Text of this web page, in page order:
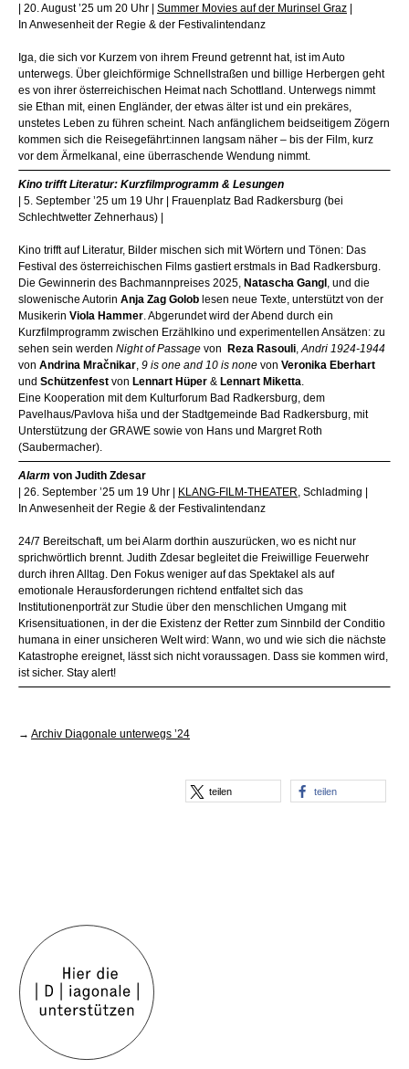
| 20. August ’25 um 20 Uhr | Summer Movies auf der Murinsel Graz
In Anwesenheit der Regie & der Festivalintendanz
Iga, die sich vor Kurzem von ihrem Freund getrennt hat, ist im Auto
unterwegs. Über gleichförmige Schnellstraßen und billige Herbergen geht
es von ihrer österreichischen Heimat nach Schottland. Unterwegs nimmt
sie Ethan mit, einen Engländer, der etwas älter ist und ein prekäres,
unstetes Leben zu führen scheint. Nach anfänglichem beidseitigem Zögern
kommen sich die Reisegefährt:innen langsam näher – bis der Film, kurz
vor dem Ärmelkanal, eine überraschende Wendung nimmt.
Kino trifft Literatur: Kurzfilmprogramm & Lesungen
| 5. September ’25 um 19 Uhr | Frauenplatz Bad Radkersburg (bei
Schlechtwetter Zehnerhaus) |
Kino trifft auf Literatur, Bilder mischen sich mit Wörtern und Tönen: Das
Festival des österreichischen Films gastiert erstmals in Bad Radkersburg.
Die Gewinnerin des Bachmannpreises 2025, Natascha Gangl , und die
slowenische Autorin Anja Zag Golob lesen neue Texte, unterstützt von der
Musikerin Viola Hammer. Abgerundet wird der Abend durch ein
Kurzfilmprogramm zwischen Erzählkino und experimentellen Ansätzen: zu
sehen sein werden Night of Passage von Reza Rasouli,Andri 1924-1944
von Andrina Mračnikar, 9 is one and 10 is none von Veronika Eberhart
und Schützenfest von Lennart Hüper & Lennart Miketta.
Eine Kooperation mit dem Kulturforum Bad Radkersburg, dem
Pavelhaus/Pavlova hiša und der Stadtgemeinde Bad Radkersburg, mit
Unterstützung der GRAWE sowie von Hans und Margret Roth
(Saubermacher).
Alarm von Judith Zdesar
| 26. September ’25 um 19 Uhr |
KLANG-FILM-THEATER, Schladming |
In Anwesenheit der Regie & der Festivalintendanz
24/7 Bereitschaft, um bei Alarm dorthin auszurücken, wo es nicht nur
sprichwörtlich brennt. Judith Zdesar begleitet die Freiwillige Feuerwehr
durch ihren Alltag. Den Fokus weniger auf das Spektakel als auf
emotionale Herausforderungen richtend entfaltet sich das
Institutionenporträt zur Studie über den menschlichen Umgang mit
Krisensituationen, in der die Existenz der Retter zum Sinnbild der Conditio
humana in einer unsicheren Welt wird: Wann, wo und wie sich die nächste
Katastrophe ereignet, lässt sich nicht voraussagen. Dass sie kommen wird,
ist sicher. Stay alert!
→ Archiv Diagonale unterwegs ’24
teilen teilen